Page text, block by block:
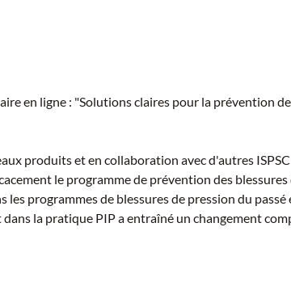
en ligne : "Solutions claires pour la prévention
produits et en collaboration avec d'autres
le programme de prévention des
les programmes de blessures de pression du
la pratique PIP a entraîné un changement